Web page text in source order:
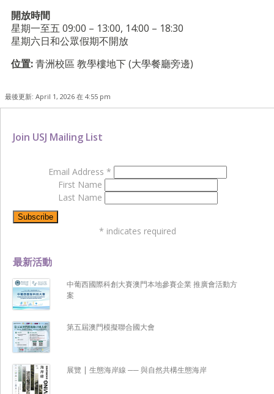
開放時間
星期一至五 09:00 – 13:00, 14:00 – 18:30
星期六日和公眾假期不開放
位置:青洲校區 教學樓地下 (大學餐廳旁邊)
最後更新: April 1, 2026 在 4:55 pm
最新活動
中葡西國際科創大賽澳門本地參賽企業 推廣會活動方
案
第五屆澳門模擬聯合國大會
展覽 | 生態海岸線 ── 與自然共構生態海岸
Join USJ Mailing List
Email Address *
First Name
Last Name
* indicates required